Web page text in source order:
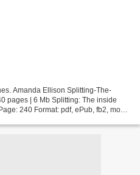
Amanda Ellison Splitting-The-
pages | 6 Mb Splitting: The inside
240 Format: pdf, ePub, fb2, mobi